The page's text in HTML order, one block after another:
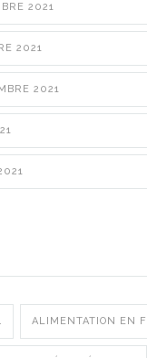
2021
2021
2021
ALIMENTATION EN